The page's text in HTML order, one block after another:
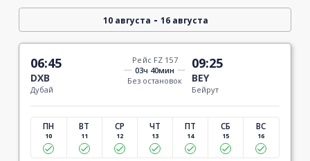
10 августа - 16 августа
06:45
DXB
Дубай
Рейс FZ 157
03ч 40мин
Без остановок
09:25
BEY
Бейрут
ПН
10
ВТ
11
СР
12
ЧТ
13
ПТ
14
СБ
15
ВС
16